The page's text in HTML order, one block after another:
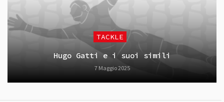
TACKLE
Hugo Gatti e i suoi simili
7 Maggio 2025